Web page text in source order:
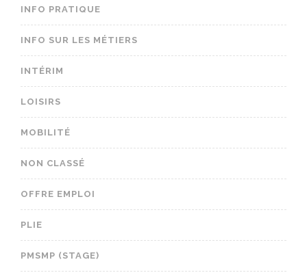
INFO PRATIQUE
INFO SUR LES MÉTIERS
INTÉRIM
LOISIRS
MOBILITÉ
NON CLASSÉ
OFFRE EMPLOI
PLIE
PMSMP (STAGE)